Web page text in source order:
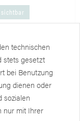
schwarz
technischen
stets gesetzt
bei Benutzung
dienen oder
sozialen
nur mit Ihrer